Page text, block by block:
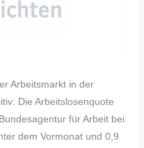
Arbeitsmarkt in der
Die Arbeitslosenquote
für Arbeit bei
dem Vormonat und 0,9